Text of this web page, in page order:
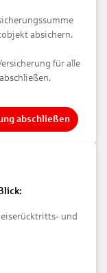
absichern.
für alle
abschließen
und